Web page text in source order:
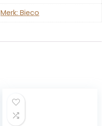
Merk: Bieco